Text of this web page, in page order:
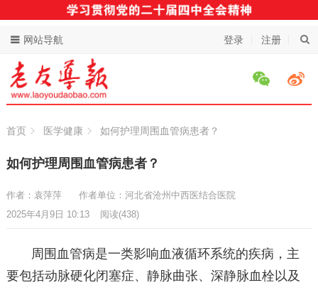
登录 注册
网站导航
首页 医学健康 如何护理周围血管病患者？
如何护理周围血管病患者？
作者：袁萍萍
作者单位：河北省沧州中西医结合医院
2025年4月9日 10:13
阅读(438)
周围血管病是一类影响血液循环系统的疾病，主
要包括动脉硬化闭塞症、静脉曲张、深静脉血栓以及